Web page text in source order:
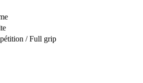
/ Full grip